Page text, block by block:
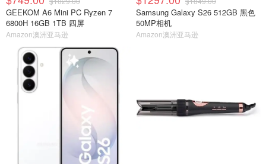
GEEKOM A6 Mini PC Ryzen 7
6800H 16GB 1TB 四屏
Amazon澳洲亚马逊
Samsung Galaxy S26 512GB 黑色
50MP相机
Amazon澳洲亚马逊